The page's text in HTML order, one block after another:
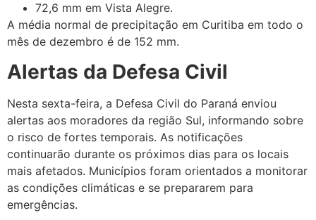
72,6 mm em Vista Alegre.
A média normal de precipitação em Curitiba em todo o
mês de dezembro é de 152 mm.
Alertas da Defesa Civil
Nesta sexta-feira, a Defesa Civil do Paraná enviou
alertas aos moradores da região Sul, informando sobre
o risco de fortes temporais. As notificações
continuarão durante os próximos dias para os locais
mais afetados. Municípios foram orientados a monitorar
as condições climáticas e se prepararem para
emergências.